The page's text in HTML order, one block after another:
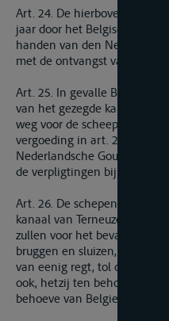
Art. 24. De hierboven
jaar door het Belgische
handen van den
met de ontvangst van het
Art. 25. In gevalle Belgie
van het gezegde kanaal, en
weg voor de scheepvaart,
vergoeding in art. 23
Nederlandsche
de verpligtingen bij
Art. 26. De schepen,
kanaal van Terneuzen naar
zullen voor het bevaren van
bruggen en sluizen, niet
van eenig regt, tol of
ook, hetzij ten behoeve van
behoeve van Belgie.